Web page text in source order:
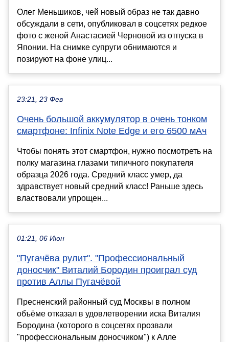
Олег Меньшиков, чей новый образ не так давно
обсуждали в сети, опубликовал в соцсетях редкое
фото с женой Анастасией Черновой из отпуска в
Японии. На снимке супруги обнимаются и
позируют на фоне улиц...
23:21, 23 Фев
Очень большой аккумулятор в очень тонком
смартфоне: Infinix Note Edge и его 6500 мАч
Чтобы понять этот смартфон, нужно посмотреть на
полку магазина глазами типичного покупателя
образца 2026 года. Средний класс умер, да
здравствует новый средний класс! Раньше здесь
властвовали упрощен...
01:21, 06 Июн
"Пугачёва рулит". "Профессиональный
доносчик" Виталий Бородин проиграл суд
против Аллы Пугачёвой
Пресненский районный суд Москвы в полном
объёме отказал в удовлетворении иска Виталия
Бородина (которого в соцсетях прозвали
"профессиональным доносчиком") к Алле